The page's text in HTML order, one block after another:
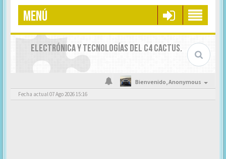
MENÚ
ELECTRÓNICA Y TECNOLOGÍAS DEL C4 CACTUS.
Bienvenido,Anonymous
Fecha actual 07 Ago 2026 15:16